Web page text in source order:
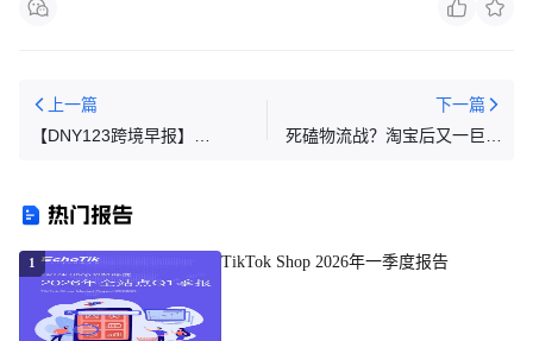
上一篇
【DNY123跨境早报】
Lazada 联手推出购物分销计
250亿美元
下一篇
死磕物流战？淘宝后又一巨头
热门报告
1 TikTok Shop 2026年一季度报告